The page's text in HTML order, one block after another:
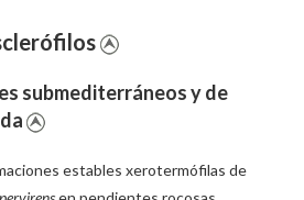
submediterráneos y de
estables xerotermófilas de